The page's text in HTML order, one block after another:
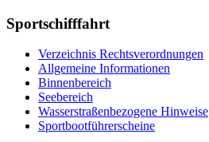
Sportschifffahrt
Ver­zeich­nis Rechts­ver­ord­nun­gen
All­ge­mei­ne In­for­ma­tio­nen
Bin­nen­be­reich
See­be­reich
Was­ser­stra­ßen­be­zo­ge­ne Hin­wei­se
Sport­boot­füh­rer­schei­ne